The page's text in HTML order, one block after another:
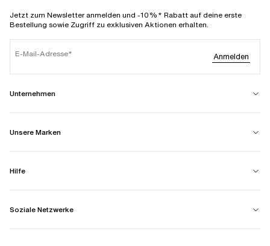
Jetzt zum Newsletter anmelden und -10%* Rabatt auf deine erste
Bestellung sowie Zugriff zu exklusiven Aktionen erhalten.
E-Mail-Adresse Anmelden
Unternehmen
Unsere Marken
Hilfe
Soziale Netzwerke